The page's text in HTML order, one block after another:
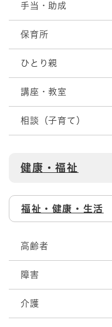
手当・助成
保育所
ひとり親
講座・教室
相談（子育て）
健康・福祉
福祉・健康・生活
高齢者
障害
介護